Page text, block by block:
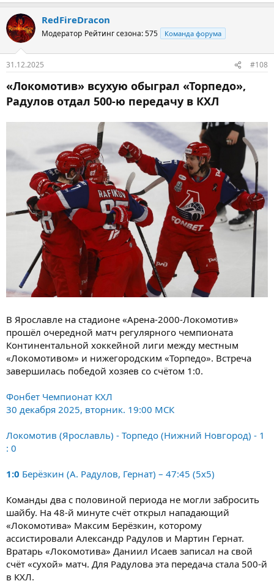
RedFireDracon
Модератор Рейтинг сезона: 575 Команда форума
31.12.2025 #108
«Локомотив» всухую обыграл «Торпедо»,
Радулов отдал 500-ю передачу в КХЛ
В Ярославле на стадионе «Арена-2000-Локомотив»
прошёл очередной матч регулярного чемпионата
Континентальной хоккейной лиги между местным
«Локомотивом» и нижегородским «Торпедо». Встреча
завершилась победой хозяев со счётом 1:0.
Фонбет Чемпионат КХЛ
30 декабря 2025, вторник. 19:00 МСК
Локомотив (Ярославль) - Торпедо (Нижний Новгород) - 1
: 0
1:0 Берёзкин (А. Радулов, Гернат) – 47:45 (5x5)
Команды два с половиной периода не могли забросить
шайбу. На 48-й минуте счёт открыл нападающий
«Локомотива» Максим Берёзкин, которому
ассистировали Александр Радулов и Мартин Гернат.
Вратарь «Локомотива» Даниил Исаев записал на свой
счёт «сухой» матч. Для Радулова эта передача стала 500-й
в КХЛ.